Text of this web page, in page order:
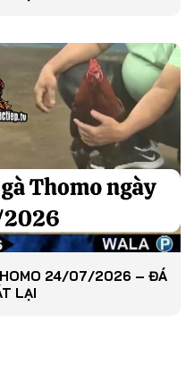
24/07/2026 – ĐÁ
LẠI